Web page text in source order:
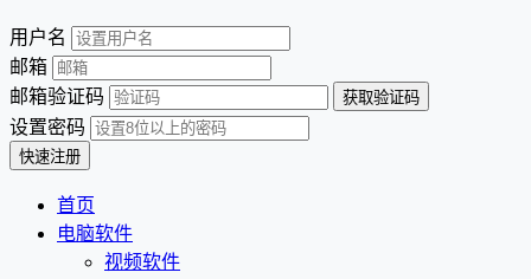
用户名
邮箱
邮箱验证码
设置密码
首页
电脑软件
视频软件